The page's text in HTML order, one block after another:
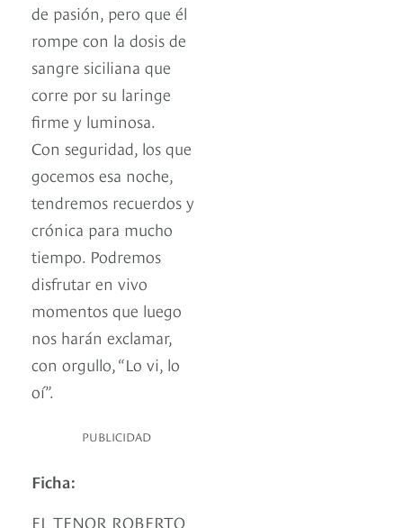
de pasión, pero que él
rompe con la dosis de
sangre siciliana que
corre por su laringe
firme y luminosa.
Con seguridad, los que
gocemos esa noche,
tendremos recuerdos y
crónica para mucho
tiempo. Podremos
disfrutar en vivo
momentos que luego
nos harán exclamar,
con orgullo, “Lo vi, lo
oí”.
PUBLICIDAD
Ficha:
EL TENOR ROBERTO